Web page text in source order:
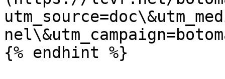
{% endhint %}